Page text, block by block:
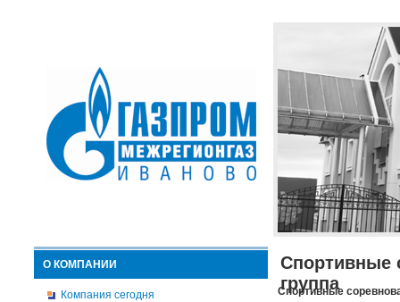
О КОМПАНИИ
Компания сегодня
Спортивные
группа
Спортивные